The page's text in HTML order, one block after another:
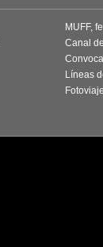
MUFF,
Canal
Líneas